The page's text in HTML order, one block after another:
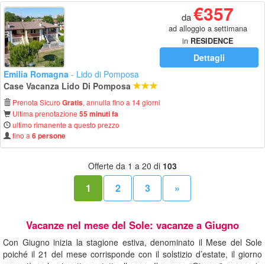
da€357
ad alloggio a settimana
in RESIDENCE
Dettagli
Emilia Romagna - Lido di Pomposa
Case Vacanza Lido Di Pomposa
Prenota Sicuro Gratis, annulla fino a 14 giorni
Ultima prenotazione 55 minuti fa
ultimo rimanente a questo prezzo
fino a 6 persone
Offerte da 1 a 20 di 103
1 2 3 »
Vacanze nel mese del Sole: vacanze a Giugno
Con Giugno inizia la stagione estiva, denominato il Mese del Sole
poiché il 21 del mese corrisponde con il solstizio d’estate, il giorno